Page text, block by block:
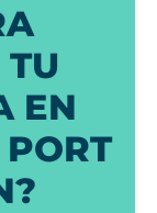
EN